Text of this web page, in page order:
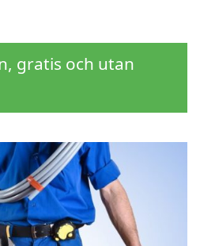
gratis och utan